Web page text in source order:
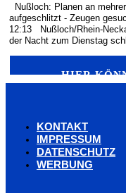
Nußloch: Planen an
aufgeschlitzt - Zeugen
12:13 Nußloch/Rhein-
der Nacht zum Dienstag
HIER
KONTAKT
IMPRESSUM
DATENSCHUTZ
WERBUNG